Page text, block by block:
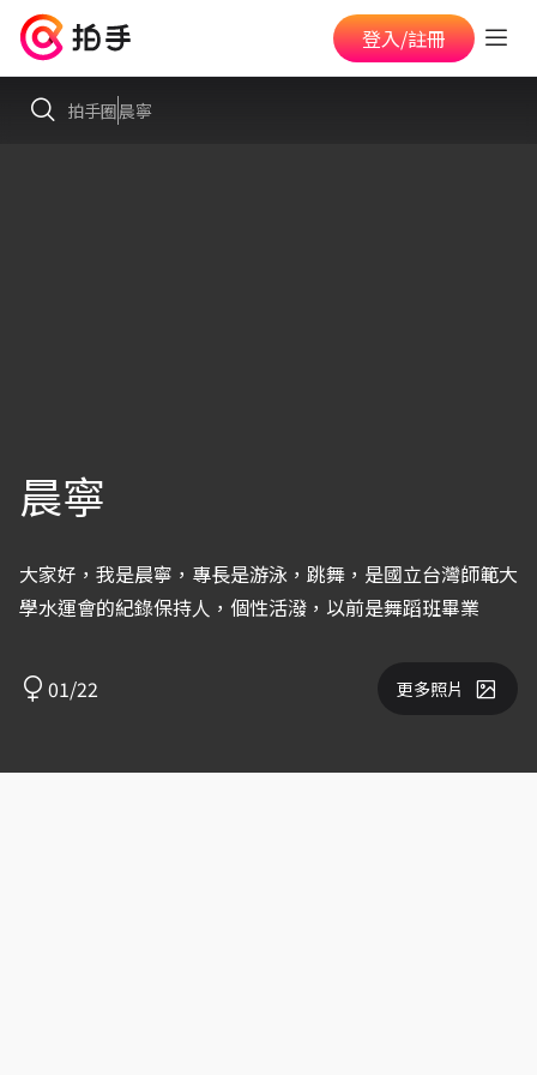
登入/註冊
拍手圈晨寧
晨寧
大家好，我是晨寧，專長是游泳，跳舞，是國立台灣師範大
學水運會的紀錄保持人，個性活潑，以前是舞蹈班畢業
01/22 更多照片